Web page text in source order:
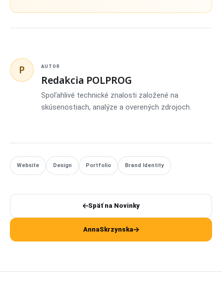
P AUTOR
Redakcia POLPROG
Spoľahlivé technické znalosti založené na
skúsenostiach, analýze a overených zdrojoch.
Website Design Portfolio Brand Identity
Späť na Novinky
AnnaSkrzynska